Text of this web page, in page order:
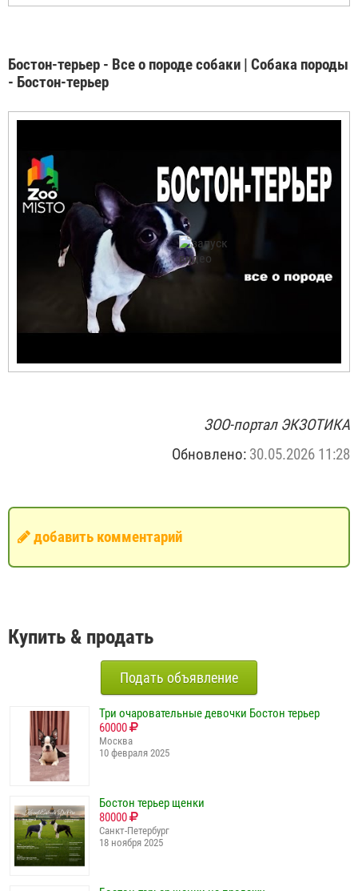
Бостон-терьер - Все о породе собаки | Собака породы
- Бостон-терьер
ЗОО-портал ЭКЗОТИКА
Обновлено: 30.05.2026 11:28
добавить комментарий
Купить & продать
Подать объявление
Три очаровательные девочки Бостон терьер
60000
Москва
10 февраля 2025
Бостон терьер щенки
80000
Санкт-Петербург
18 ноября 2025